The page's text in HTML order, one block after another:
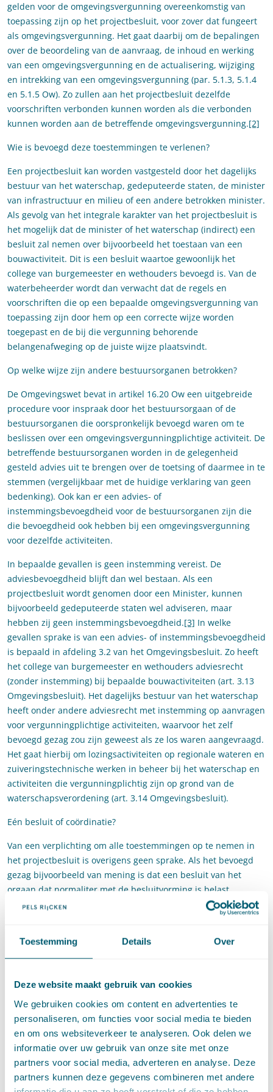
Toestemming Details Over
Deze website maakt gebruik van cookies
We gebruiken cookies om content en advertenties te
personaliseren, om functies voor social media te bieden
en om ons websiteverkeer te analyseren. Ook delen we
informatie over uw gebruik van onze site met onze
partners voor social media, adverteren en analyse. Deze
partners kunnen deze gegevens combineren met andere
gelden voor de omgevingsvergunning overeenkomstig van
toepassing zijn op het projectbesluit, voor zover dat fungeert
als omgevingsvergunning. Het gaat daarbij om de bepalingen
over de beoordeling van de aanvraag, de inhoud en werking
van een omgevingsvergunning en de actualisering, wijziging
en intrekking van een omgevingsvergunning (par. 5.1.3, 5.1.4
en 5.1.5 Ow). Zo zullen aan het projectbesluit dezelfde
voorschriften verbonden kunnen worden als die verbonden
kunnen worden aan de betreffende omgevingsvergunning.[2]
Wie is bevoegd deze toestemmingen te verlenen?
Een projectbesluit kan worden vastgesteld door het dagelijks
bestuur van het waterschap, gedeputeerde staten, de minister
van infrastructuur en milieu of een andere betrokken minister.
Als gevolg van het integrale karakter van het projectbesluit is
het mogelijk dat de minister of het waterschap (indirect) een
besluit zal nemen over bijvoorbeeld het toestaan van een
bouwactiviteit. Dit is een besluit waartoe gewoonlijk het
college van burgemeester en wethouders bevoegd is. Van de
waterbeheerder wordt dan verwacht dat de regels en
voorschriften die op een bepaalde omgevingsvergunning van
toepassing zijn door hem op een correcte wijze worden
toegepast en de bij die vergunning behorende
belangenafweging op de juiste wijze plaatsvindt.
Op welke wijze zijn andere bestuursorganen betrokken?
De Omgevingswet bevat in artikel 16.20 Ow een uitgebreide
procedure voor inspraak door het bestuursorgaan of de
bestuursorganen die oorspronkelijk bevoegd waren om te
beslissen over een omgevingsvergunningplichtige activiteit. De
betreffende bestuursorganen worden in de gelegenheid
gesteld advies uit te brengen over de toetsing of daarmee in te
stemmen (vergelijkbaar met de huidige verklaring van geen
bedenking). Ook kan er een advies- of
instemmingsbevoegdheid voor de bestuursorganen zijn die
die bevoegdheid ook hebben bij een omgevingsvergunning
voor dezelfde activiteiten.
In bepaalde gevallen is geen instemming vereist. De
adviesbevoegdheid blijft dan wel bestaan. Als een
projectbesluit wordt genomen door een Minister, kunnen
bijvoorbeeld gedeputeerde staten wel adviseren, maar
hebben zij geen instemmingsbevoegdheid.[3] In welke
gevallen sprake is van een advies- of instemmingsbevoegdheid
is bepaald in afdeling 3.2 van het Omgevingsbesluit. Zo heeft
het college van burgemeester en wethouders adviesrecht
(zonder instemming) bij bepaalde bouwactiviteiten (art. 3.13
Omgevingsbesluit). Het dagelijks bestuur van het waterschap
heeft onder andere adviesrecht met instemming op aanvragen
voor vergunningplichtige activiteiten, waarvoor het zelf
bevoegd gezag zou zijn geweest als ze los waren aangevraagd.
Het gaat hierbij om lozingsactiviteiten op regionale wateren en
zuiveringstechnische werken in beheer bij het waterschap en
activiteiten die vergunningplichtig zijn op grond van de
waterschapsverordening (art. 3.14 Omgevingsbesluit).
Eén besluit of coördinatie?
Van een verplichting om alle toestemmingen op te nemen in
het projectbesluit is overigens geen sprake. Als het bevoegd
gezag bijvoorbeeld van mening is dat een besluit van het
orgaan dat normaliter met de besluitvorming is belast
doelmatiger is, kan deze toestemming buiten het
projectbesluit worden gelaten. Het bevoegd gezag voor een
uitvoering van dat projectbesluit gecoördineerd worden
voorbereid met toepassing van afdeling 3.5 Awb.
Directe wijziging
omgevingsplan
De tweede belangrijke wijziging die met de komst van de
Omgevingswet wordt doorgevoerd is de doorwerking van het
projectbesluit in het bestemmingsplan (omgevingsplan). Een
grootschalig hoogwaterveiligheidsproject, waarbij bijvoorbeeld